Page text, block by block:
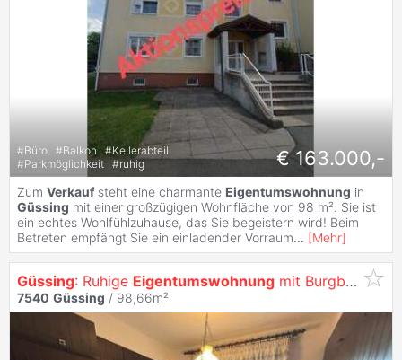
#Büro #Balkon #Kellerabteil
#Parkmöglichkeit #ruhig € 163.000,-
Zum Verkauf steht eine charmante Eigentumswohnung in
Güssing mit einer großzügigen Wohnfläche von 98 m². Sie ist
ein echtes Wohlfühlzuhause, das Sie begeistern wird! Beim
Betreten empfängt Sie ein einladender Vorraum... [Mehr]
Güssing: Ruhige Eigentumswohnung mit Burgblick
7540 Güssing / 98,66m²